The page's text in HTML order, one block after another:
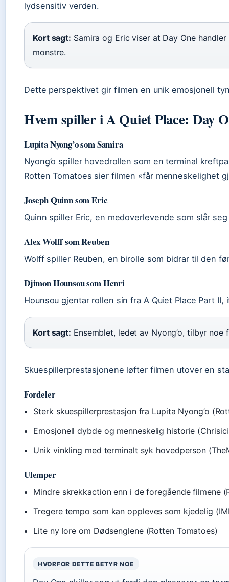
lydsensitiv verden.
Kort sagt: Samira og Eric viser at Day One
monstre.
Dette perspektivet gir filmen en unik emosjonell
Hvem spiller i A Quiet Place: Day
Lupita Nyong’o som Samira
Nyong’o spiller hovedrollen som en terminal
Rotten Tomatoes sier filmen «får menneskelighet
Joseph Quinn som Eric
Quinn spiller Eric, en medoverlevende som slår
Alex Wolff som Reuben
Wolff spiller Reuben, en birolle som bidrar til den
Djimon Hounsou som Henri
Hounsou gjentar rollen sin fra A Quiet Place Part II,
Kort sagt: Ensemblet, ledet av Nyong’o, tilbyr
Skuespillerprestasjonene løfter filmen utover en
Fordeler
Sterk skuespillerprestasjon fra Lupita Nyong’o
Emosjonell dybde og menneskelig historie
Unik vinkling med terminalt syk hovedperson
Ulemper
Mindre skrekkaction enn i de foregående filmene
Tregere tempo som kan oppleves som kjedelig
Lite ny lore om Dødsenglene (Rotten Tomatoes)
HVORFOR DETTE BETYR NOE